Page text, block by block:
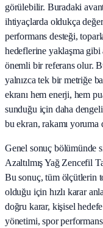
görülebilir. Buradaki
ihtiyaçlarda oldukça
performans desteği,
hedeflerine yaklaşma gibi
önemli bir referans olur.
yalnızca tek bir metriğe
ekranı hem enerji, hem
sunduğu için daha
bu ekran, rakamı
Genel sonuç bölümünde
Azaltılmış Yağ Zencefil
Bu sonuç, tüm ölçütlerin
olduğu için hızlı karar
doğru karar, kişisel
yönetimi, spor